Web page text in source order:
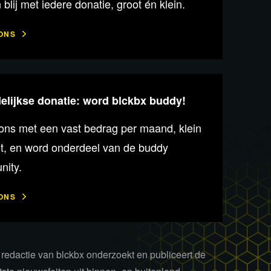
blij met iedere donatie, groot én klein.
donatie: word blckbx buddy!
met een vast bedrag per maand, klein
en word onderdeel van de buddy
van blckbx onderzoekt en publiceert de